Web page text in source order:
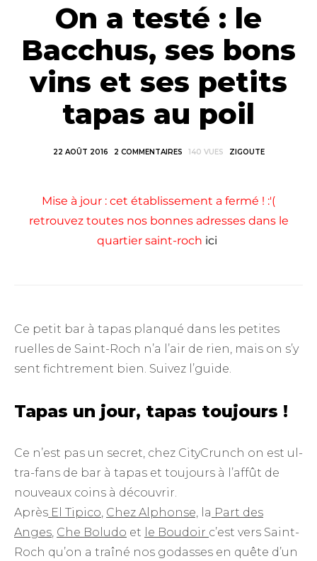
On a testé : le
Bacchus, ses bons
vins et ses petits
tapas au poil
22 AOÛT 2016 2 COMMENTAIRES 140 VUES ZIGOUTE
Mise à jour : cet établissement a fermé ! :'(
retrouvez toutes nos bonnes adresses dans le
quartier saint-roch ici
Ce petit bar à tapas planqué dans les petites
ruelles de Saint-Roch n’a l’air de rien, mais on s’y
sent fichtrement bien. Suivez l’guide.
Tapas un jour, tapas toujours !
Ce n’est pas un secret, chez CityCrunch on est ul-
tra-fans de bar à tapas et toujours à l’affût de
nouveaux coins à découvrir.
Après El Tipico, Chez Alphonse, la Part des
Anges, Che Boludo et le Boudoir c’est vers Saint-
Roch qu’on a traîné nos godasses en quête d’un